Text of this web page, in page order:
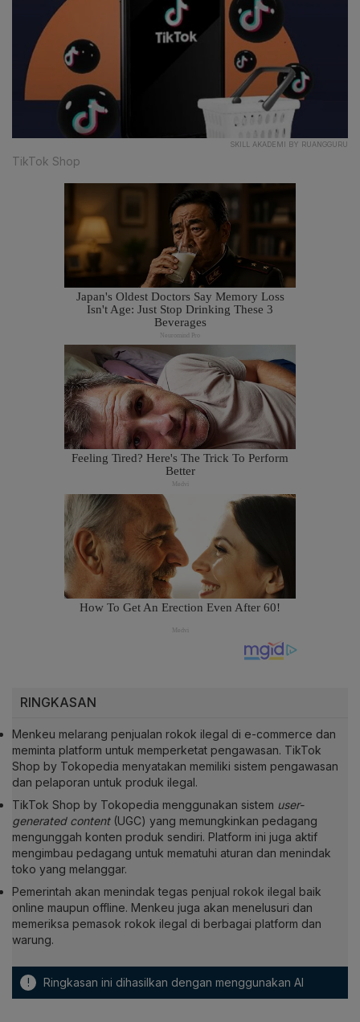
SKILL AKADEMI BY RUANGGURU
TikTok Shop
RINGKASAN
Menkeu melarang penjualan rokok ilegal di e-commerce dan
meminta platform untuk memperketat pengawasan. TikTok
Shop by Tokopedia menyatakan memiliki sistem pengawasan
dan pelaporan untuk produk ilegal.
TikTok Shop by Tokopedia menggunakan sistem user-
generated content(UGC) yang memungkinkan pedagang
mengunggah konten produk sendiri. Platform ini juga aktif
mengimbau pedagang untuk mematuhi aturan dan menindak
toko yang melanggar.
Pemerintah akan menindak tegas penjual rokok ilegal baik
online maupun offline. Menkeu juga akan menelusuri dan
memeriksa pemasok rokok ilegal di berbagai platform dan
warung.
! Ringkasan ini dihasilkan dengan menggunakan AI